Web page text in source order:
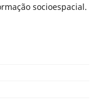
socioespacial.